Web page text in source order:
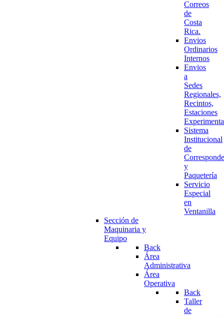
Correos
de
Costa
Rica.
Envios
Ordinarios
Internos
Envios
a
Sedes
Regionales,
Recintos,
Estaciones
Sistema
Institucional
de
y
Paquetería
Servicio
Especial
en
Ventanilla
Sección de
Maquinaria y
Equipo
Back
Área
Administrativa
Área
Operativa
Back
Taller
de